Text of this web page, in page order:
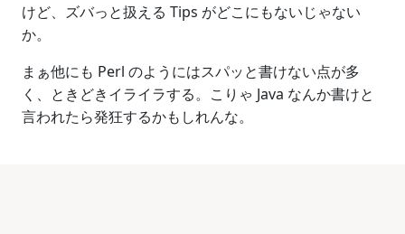
けど、ズバっと扱える Tips がどこにもないじゃない
か。
まぁ他にも Perl のようにはスパッと書けない点が多
く、ときどきイライラする。こりゃ Java なんか書けと
言われたら発狂するかもしれんな。